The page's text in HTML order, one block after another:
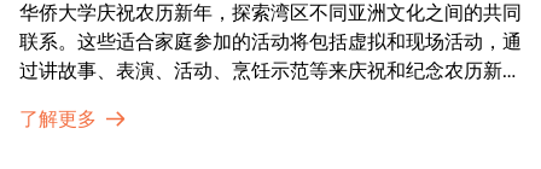
华侨大学庆祝农历新年，探索湾区不同亚洲文化之间的共同
联系。这些适合家庭参加的活动将包括虚拟和现场活动，通
过讲故事、表演、活动、烹饪示范等来庆祝和纪念农历新年
通过亲身参与和虚拟的治疗圈来相互支持。
了解更多